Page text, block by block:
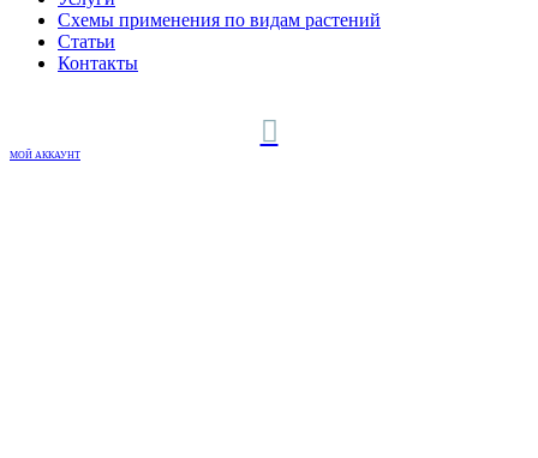
Схемы применения по видам растений
Статьи
Контакты
МОЙ АККАУНТ